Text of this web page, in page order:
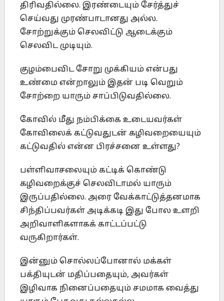
திரிவதில்லை. இரண்டையும் சேர்த்துச்
செய்வது முரண்பாடானது அல்ல.
சோற்றுக்கும் செலவிட்டு ஆடைக்கும்
செலவிட முடியும்.
குழம்பைவிட சோறு முக்கியம் என்பது
உண்மை என்றாலும் இதன் படி வெறும்
சோற்றை யாரும் சாப்பிடுவதில்லை.
கோவில் மீது நம்பிக்கை உடையவர்கள்
கோவிலைக் கட்டுவதுடன் கழிவறையையும்
கட்டுவதில் என்ன பிரச்சனை உள்ளது?
பள்ளிவாசலையும் கட்டிக் கொண்டு
கழிவறைக்குச் செலவிடாமல் யாரும்
இருப்பதில்லை. அரை வேக்காட்டுத்தனமாக
சிந்திப்பவர்கள் அடிக்கடி இது போல உளறி
அறிவாளிகளாகக் காட்டப்பட்டு
வருகிறார்கள்.
இன்னும் சொல்லப்போனால் மக்கள்
பக்தியுடன் மதிப்பதையும், அவர்கள்
இழிவாக நினைப்பதையும் சமமாக வைத்து